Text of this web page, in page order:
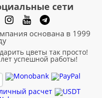
сети
основана в 1999
цветы так просто!
успешной работы!